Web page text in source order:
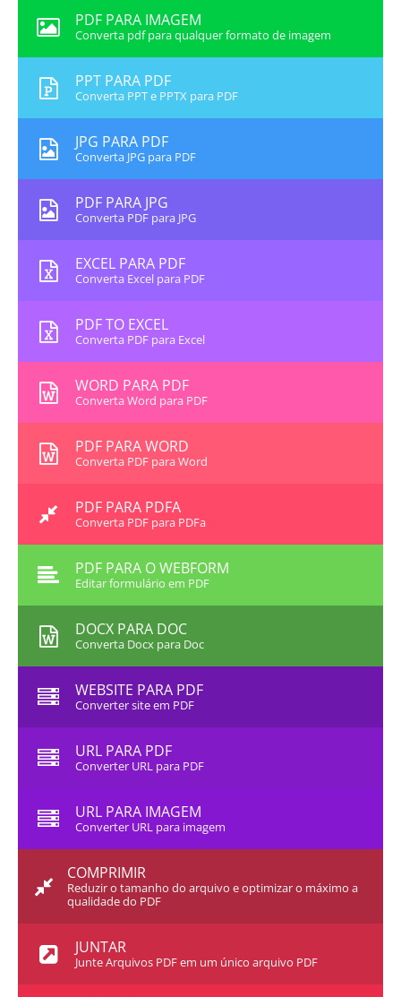
PDF PARA IMAGEM
Converta pdf para qualquer formato de imagem
PPT PARA PDF
Converta PPT e PPTX para PDF
JPG PARA PDF
Converta JPG para PDF
PDF PARA JPG
Converta PDF para JPG
EXCEL PARA PDF
Converta Excel para PDF
PDF TO EXCEL
Converta PDF para Excel
WORD PARA PDF
Converta Word para PDF
PDF PARA WORD
Converta PDF para Word
PDF PARA PDFA
Converta PDF para PDFa
PDF PARA O WEBFORM
Editar formulário em PDF
DOCX PARA DOC
Converta Docx para Doc
WEBSITE PARA PDF
Converter site em PDF
URL PARA PDF
Converter URL para PDF
URL PARA IMAGEM
Converter URL para imagem
COMPRIMIR
Reduzir o tamanho do arquivo e optimizar o máximo a
qualidade do PDF
JUNTAR
Junte Arquivos PDF em um único arquivo PDF